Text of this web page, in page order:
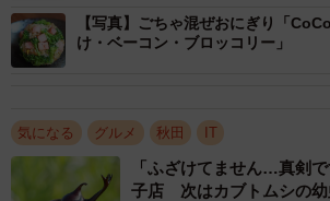
──1日に作るおにぎりの数は。
──1個？
【写真】ごちゃ混ぜおにぎり「
け・ベーコン・ブロッコリー」
気になる グルメ 秋田 IT
「ふざけてません…真剣
子店 次はカブトムシの